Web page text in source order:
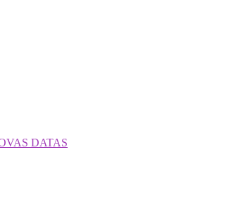
DATAS